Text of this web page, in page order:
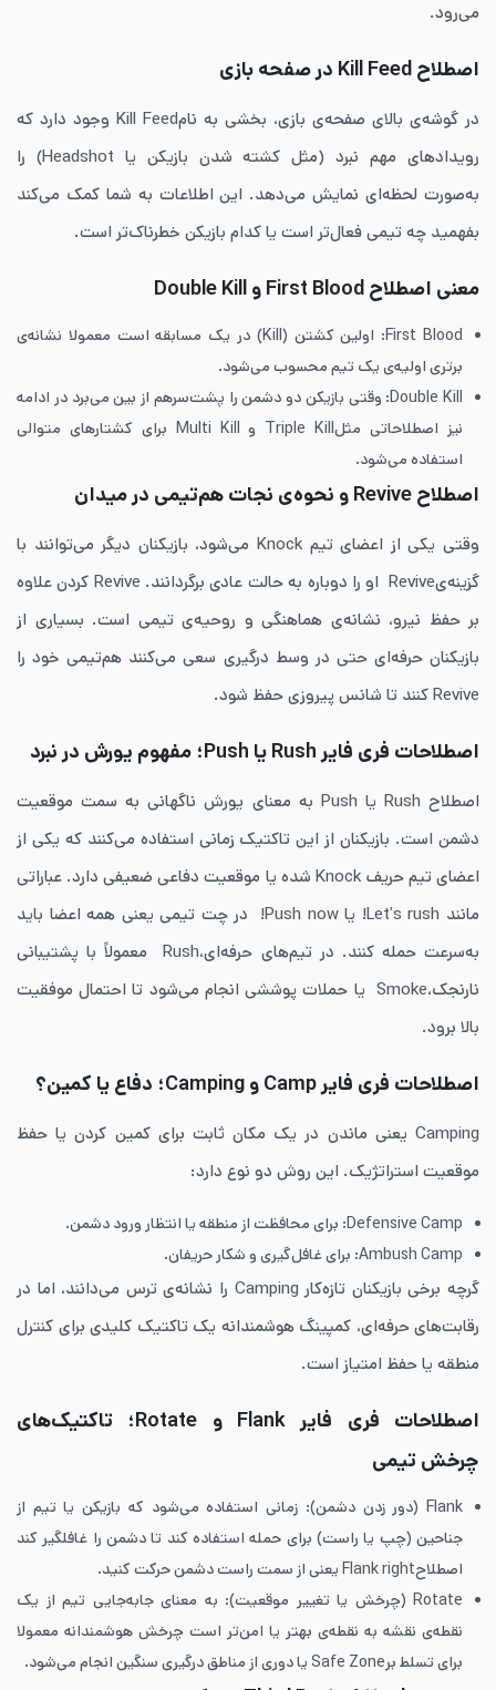
می‌رود.
اصطلاح Kill Feed در صفحه بازی
در گوشه‌ی بالای صفحه‌ی بازی، بخشی به نامKill Feed وجود دارد که
رویدادهای مهم نبرد (مثل کشته شدن بازیکن یا Headshot) را
به‌صورت لحظه‌ای نمایش می‌دهد. این اطلاعات به شما کمک می‌کند
بفهمید چه تیمی فعال‌تر است یا کدام بازیکن خطرناک‌تر است.
معنی اصطلاح First Blood و Double Kill
First Blood: اولین کشتن (Kill) در یک مسابقه است معمولا نشانه‌ی
برتری اولیه‌ی یک تیم محسوب می‌شود.
Double Kill: وقتی بازیکن دو دشمن را پشت‌سر‌هم از بین می‌برد در ادامه
نیز اصطلاحاتی مثلTriple Kill و Multi Kill برای کشتارهای متوالی
استفاده می‌شود.
اصطلاح Revive و نحوه‌ی نجات هم‌تیمی در میدان
وقتی یکی از اعضای تیم Knock می‌شود، بازیکنان دیگر می‌توانند با
گزینه‌یRevive او را دوباره به حالت عادی برگردانند. Revive کردن علاوه
بر حفظ نیرو، نشانه‌ی هماهنگی و روحیه‌ی تیمی است. بسیاری از
بازیکنان حرفه‌ای حتی در وسط درگیری سعی می‌کنند هم‌تیمی خود را
Revive کنند تا شانس پیروزی حفظ شود.
اصطلاحات فری فایر Rush یا Push؛ مفهوم یورش در نبرد
اصطلاح Rush یا Push به معنای یورش ناگهانی به سمت موقعیت
دشمن است. بازیکنان از این تاکتیک زمانی استفاده می‌کنند که یکی از
اعضای تیم حریف Knock شده یا موقعیت دفاعی ضعیفی دارد. عباراتی
مانند Let’s rush! یا Push now! در چت تیمی یعنی همه اعضا باید
به‌سرعت حمله کنند. در تیم‌های حرفه‌ای،Rush معمولاً با پشتیبانی
نارنجک،Smoke یا حملات پوششی انجام می‌شود تا احتمال موفقیت
بالا برود.
اصطلاحات فری فایر Camp و Camping؛ دفاع یا کمین؟
Camping یعنی ماندن در یک مکان ثابت برای کمین کردن یا حفظ
موقعیت استراتژیک. این روش دو نوع دارد:
Defensive Camp: برای محافظت از منطقه یا انتظار ورود دشمن.
Ambush Camp: برای غافل‌گیری و شکار حریفان.
گرچه برخی بازیکنان تازه‌کار Camping را نشانه‌ی ترس می‌دانند، اما در
رقابت‌های حرفه‌ای، کمپینگ هوشمندانه یک تاکتیک کلیدی برای کنترل
منطقه یا حفظ امتیاز است.
اصطلاحات فری فایر Flank و Rotate؛ تاکتیک‌های
چرخش تیمی
Flank (دور زدن دشمن): زمانی استفاده می‌شود که بازیکن یا تیم از
جناحین (چپ یا راست) برای حمله استفاده کند تا دشمن را غافلگیر کند
اصطلاحFlank right یعنی از سمت راست دشمن حرکت کنید.
Rotate (چرخش یا تغییر موقعیت): به معنای جابه‌جایی تیم از یک
نقطه‌ی نقشه به نقطه‌ی بهتر یا امن‌تر است چرخش هوشمندانه معمولا
برای تسلط برSafe Zone یا دوری از مناطق درگیری سنگین انجام می‌شود.